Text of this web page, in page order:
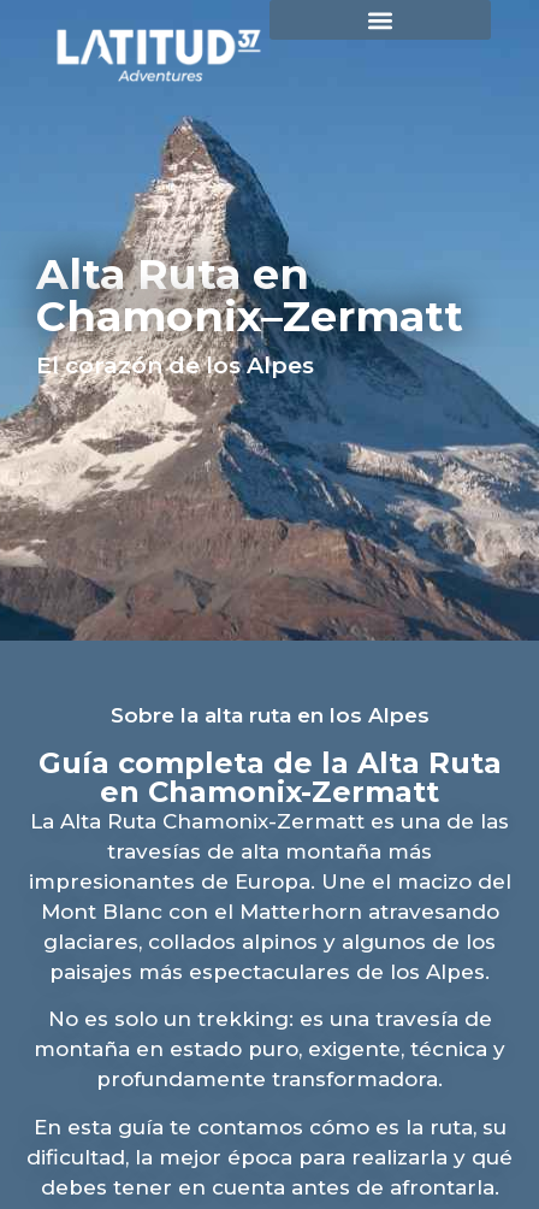
Alta Ruta en
Chamonix–Zermatt
El corazón de los Alpes
Sobre la alta ruta en los Alpes
Guía completa de la Alta Ruta
en Chamonix-Zermatt
La Alta Ruta Chamonix-Zermatt es una de las
travesías de alta montaña más
impresionantes de Europa. Une el macizo del
Mont Blanc con el Matterhorn atravesando
glaciares, collados alpinos y algunos de los
paisajes más espectaculares de los Alpes.
No es solo un trekking: es una travesía de
montaña en estado puro, exigente, técnica y
profundamente transformadora.
En esta guía te contamos cómo es la ruta, su
dificultad, la mejor época para realizarla y qué
debes tener en cuenta antes de afrontarla.